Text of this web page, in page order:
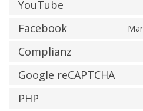
YouTube
Facebook
Complianz
Google reCAPTCHA
PHP